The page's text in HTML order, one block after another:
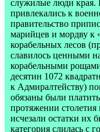
служилые люди края.
привлекались к
правительство
марийцев и мордву к
корабельных лесов
славилось ценными
корабельными
десятин 1072
к Адмиралтейству)
обязаны были
протяжении
исчезали остатки их
категория слилась с